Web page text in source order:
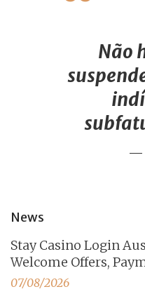
Não
News
Stay Casino Login
Welcome Offers,
07/08/2026